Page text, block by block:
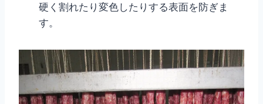
硬く割れたり変色したりする表面を防ぎま
す。